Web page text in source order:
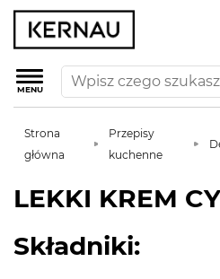
MENU
Strona
główna
Przepisy
kuchenne
LEKKI KREM
Składniki: